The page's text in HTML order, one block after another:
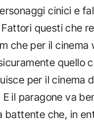
cinici e
questi che
che per il cinema
quello
per il cinema
il paragone va
battente che, in